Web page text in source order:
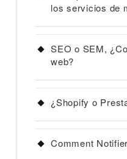
los servicios de
SEO o SEM,
web?
¿Shopify o
Comment Notifier